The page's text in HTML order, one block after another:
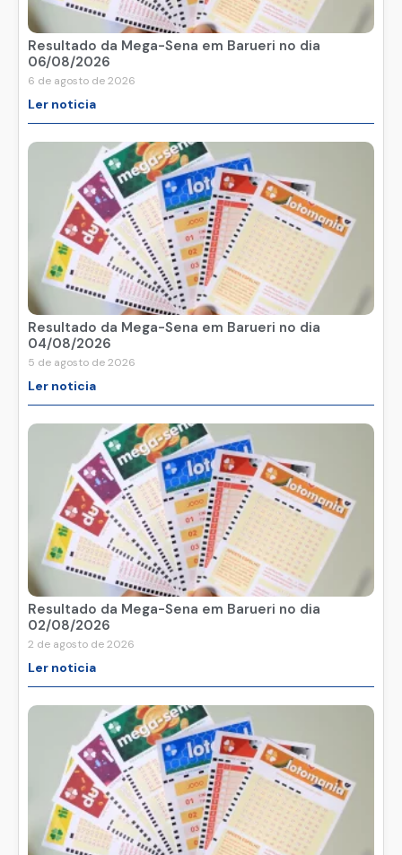
Resultado da Mega-Sena em Barueri no dia
06/08/2026
6 de agosto de 2026
Ler noticia
Resultado da Mega-Sena em Barueri no dia
04/08/2026
5 de agosto de 2026
Ler noticia
Resultado da Mega-Sena em Barueri no dia
02/08/2026
2 de agosto de 2026
Ler noticia